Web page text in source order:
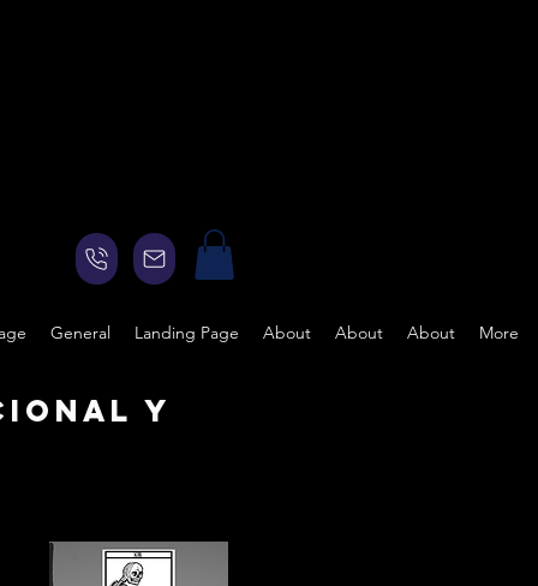
General Landing Page About About About More
y